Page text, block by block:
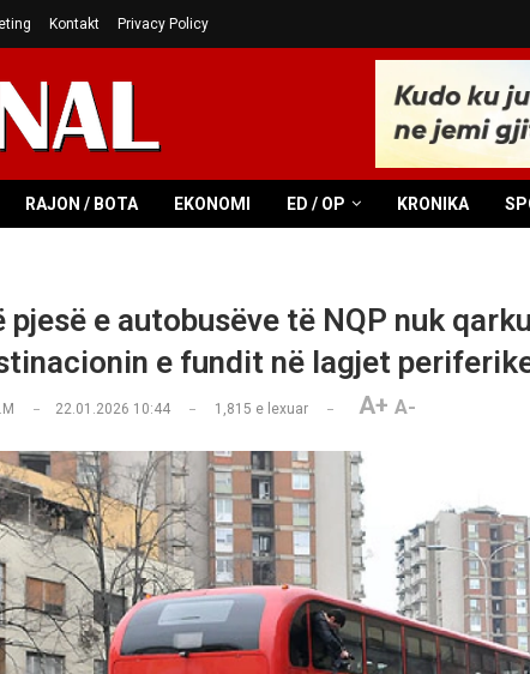
Kontakt Privacy Policy
RAJON / BOTA EKONOMI ED / OP KRONIKA
pjesë e autobusëve të NQP nuk
e fundit në lagjet
22.01.2026 10:44 1,815 e lexuar A+ A-